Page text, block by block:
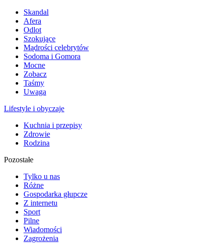
Skandal
Afera
Odlot
Szokujące
Mądrości celebrytów
Sodoma i Gomora
Mocne
Zobacz
Taśmy
Uwaga
Lifestyle i obyczaje
Kuchnia i przepisy
Zdrowie
Rodzina
Pozostałe
Tylko u nas
Różne
Gospodarka głupcze
Z internetu
Sport
Pilne
Wiadomości
Zagrożenia